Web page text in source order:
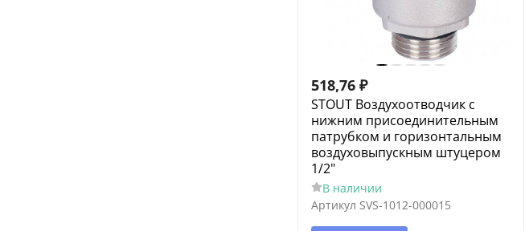
518,76 ₽
STOUT Воздухоотводчик с
нижним присоединительным
патрубком и горизонтальным
воздуховыпускным штуцером
1/2"
В наличии
Артикул SVS-1012-000015